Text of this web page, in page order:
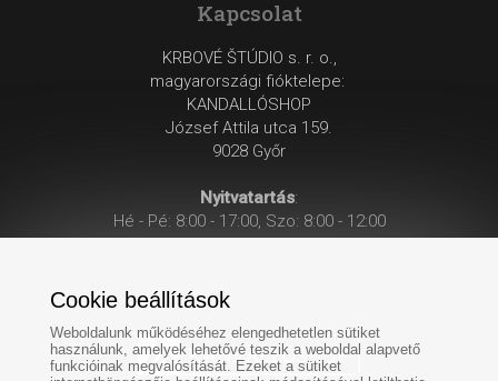
Kapcsolat
KRBOVÉ ŠTÚDIO s. r. o.,
magyarországi fióktelepe:
KANDALLÓSHOP
József Attila utca 159.
9028 Győr
Nyitvatartás:
Hé - Pé: 8:00 - 17:00, Szo: 8:00 - 12:00
Cookie beállítások
Weboldalunk működéséhez elengedhetetlen sütiket
használunk, amelyek lehetővé teszik a weboldal alapvető
funkcióinak megvalósítását. Ezeket a sütiket